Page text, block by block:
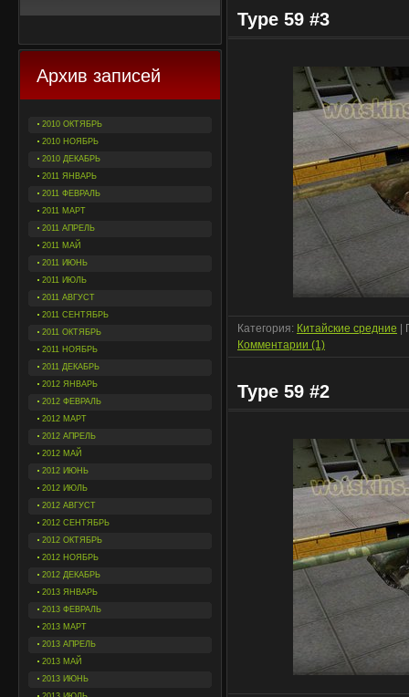
Архив записей
2010 ОКТЯБРЬ
2010 НОЯБРЬ
2010 ДЕКАБРЬ
2011 ЯНВАРЬ
2011 ФЕВРАЛЬ
2011 МАРТ
2011 АПРЕЛЬ
2011 МАЙ
2011 ИЮНЬ
2011 ИЮЛЬ
2011 АВГУСТ
2011 СЕНТЯБРЬ
2011 ОКТЯБРЬ
2011 НОЯБРЬ
2011 ДЕКАБРЬ
2012 ЯНВАРЬ
2012 ФЕВРАЛЬ
2012 МАРТ
2012 АПРЕЛЬ
2012 МАЙ
2012 ИЮНЬ
2012 ИЮЛЬ
2012 АВГУСТ
2012 СЕНТЯБРЬ
2012 ОКТЯБРЬ
2012 НОЯБРЬ
2012 ДЕКАБРЬ
2013 ЯНВАРЬ
2013 ФЕВРАЛЬ
2013 МАРТ
2013 АПРЕЛЬ
2013 МАЙ
2013 ИЮНЬ
Type 59 #3
Категория: Китайские средние |
Комментарии (1)
Type 59 #2